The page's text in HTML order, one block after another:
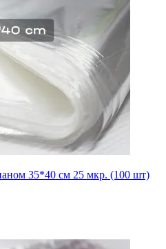
35*40 см 25 мкр. (100 шт)